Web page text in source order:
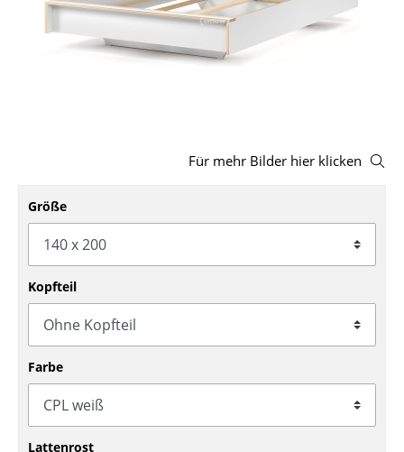
Hocker
Bänke & Liegen
Bürodrehstühle
Konferenzstühle
Bürosessel
Einzelteile
... alle Sitzmöbel
Für mehr Bilder hier klicken
Größe
Kopfteil
Farbe
Lattenrost